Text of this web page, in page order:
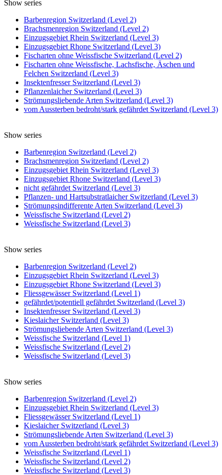
Show series
Barbenregion Switzerland (Level 2)
Brachsmenregion Switzerland (Level 2)
Einzugsgebiet Rhein Switzerland (Level 3)
Einzugsgebiet Rhone Switzerland (Level 3)
Fischarten ohne Weissfische Switzerland (Level 2)
Fischarten ohne Weissfische, Lachsfische, Äschen und
Felchen Switzerland (Level 3)
Insektenfresser Switzerland (Level 3)
Pflanzenlaicher Switzerland (Level 3)
Strömungsliebende Arten Switzerland (Level 3)
vom Aussterben bedroht/stark gefährdet Switzerland (Level 3)
Show series
Barbenregion Switzerland (Level 2)
Brachsmenregion Switzerland (Level 2)
Einzugsgebiet Rhein Switzerland (Level 3)
Einzugsgebiet Rhone Switzerland (Level 3)
nicht gefährdet Switzerland (Level 3)
Pflanzen- und Hartsubstratlaicher Switzerland (Level 3)
Strömungsindifferente Arten Switzerland (Level 3)
Weissfische Switzerland (Level 2)
Weissfische Switzerland (Level 3)
Show series
Barbenregion Switzerland (Level 2)
Einzugsgebiet Rhein Switzerland (Level 3)
Einzugsgebiet Rhone Switzerland (Level 3)
Fliessgewässer Switzerland (Level 1)
gefährdet/potentiell gefährdet Switzerland (Level 3)
Insektenfresser Switzerland (Level 3)
Kieslaicher Switzerland (Level 3)
Strömungsliebende Arten Switzerland (Level 3)
Weissfische Switzerland (Level 1)
Weissfische Switzerland (Level 2)
Weissfische Switzerland (Level 3)
Show series
Barbenregion Switzerland (Level 2)
Einzugsgebiet Rhein Switzerland (Level 3)
Fliessgewässer Switzerland (Level 1)
Kieslaicher Switzerland (Level 3)
Strömungsliebende Arten Switzerland (Level 3)
vom Aussterben bedroht/stark gefährdet Switzerland (Level 3)
Weissfische Switzerland (Level 1)
Weissfische Switzerland (Level 2)
Weissfische Switzerland (Level 3)